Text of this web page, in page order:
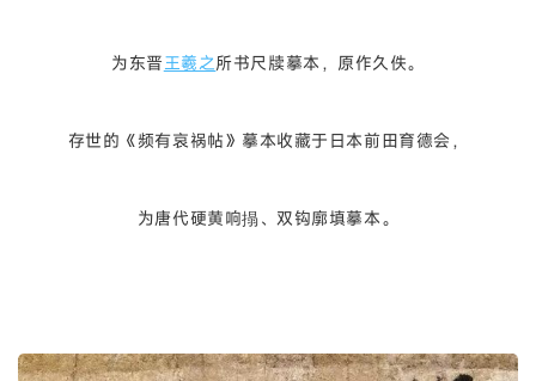
为东晋王羲之所书尺牍摹本，原作久佚。
存世的《频有哀祸帖》摹本收藏于日本前田育德会，
为唐代硬黄响搨、双钩廓填摹本。